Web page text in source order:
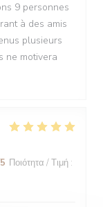
9 personnes
à des amis
plusieurs
ne motivera
Ποιότητα / Τιμή :